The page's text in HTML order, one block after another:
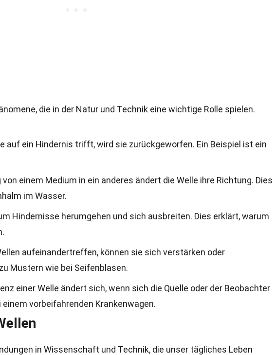
die in der Natur und Technik eine wichtige Rolle spielen.
auf ein Hindernis trifft, wird sie zurückgeworfen. Ein Beispiel ist ein
von einem Medium in ein anderes ändert die Welle ihre Richtung. Dies
im Wasser.
Hindernisse herumgehen und sich ausbreiten. Dies erklärt, warum
aufeinandertreffen, können sie sich verstärken oder
Mustern wie bei Seifenblasen.
einer Welle ändert sich, wenn sich die Quelle oder der Beobachter
vorbeifahrenden Krankenwagen.
in Wissenschaft und Technik, die unser tägliches Leben